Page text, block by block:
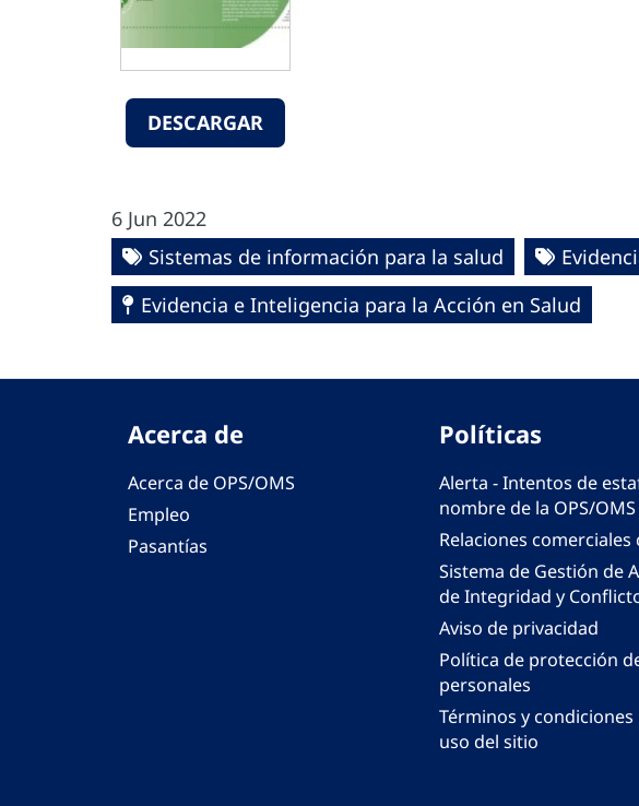
DESCARGAR
6 Jun 2022
Sistemas de información para la salud
Evidencia e Inteligencia para la Acción en Salud
Acerca de
Acerca de OPS/OMS
Empleo
Pasantías
Políticas
Alerta - Intentos de
nombre de la OPS/OMS
Relaciones comerciales
Sistema de Gestión de
de Integridad y
Aviso de privacidad
Política de protección
personales
Términos y condiciones
uso del sitio